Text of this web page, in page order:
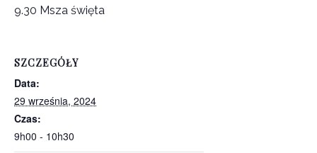
9.30 Msza święta
SZCZEGÓŁY
Data:
29 września, 2024
Czas:
9h00 - 10h30